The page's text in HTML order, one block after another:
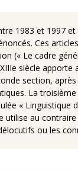
1983 et 1997
Ces
(« Le cadre
siècle
section,
La
« Linguistique
utilise au
ou les